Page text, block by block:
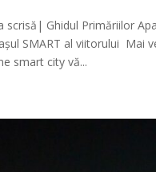
scrisă| Ghidul Primăriilor
SMART al viitorului Mai
smart city vă...